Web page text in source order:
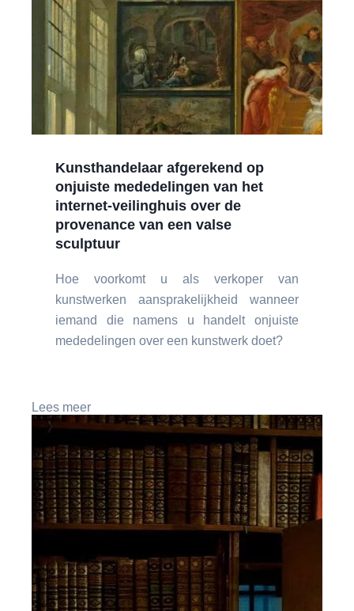
Kunsthandelaar afgerekend op
onjuiste mededelingen van het
internet-veilinghuis over de
provenance van een valse
sculptuur
Hoe voorkomt u als verkoper van
kunstwerken aansprakelijkheid wanneer
iemand die namens u handelt onjuiste
mededelingen over een kunstwerk doet?
Lees meer